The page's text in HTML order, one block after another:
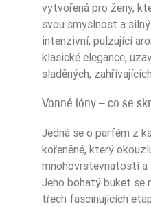
vytvořená pro ženy,
svou smyslnost a
intenzivní, pulzující
klasické elegance,
sladěných,
Vonné tóny – co se
Jedná se o parfém z
kořeněné, který
mnohovrstevnatostí a
Jeho bohatý buket se
třech fascinujících